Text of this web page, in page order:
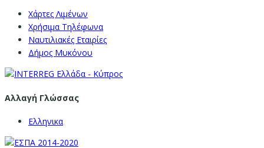
Χάρτες Λιμένων
Χρήσιμα Τηλέφωνα
Ναυτιλιακές Εταιρίες
Δήμος Μυκόνου
Αλλαγή Γλώσσας
Ελληνικα